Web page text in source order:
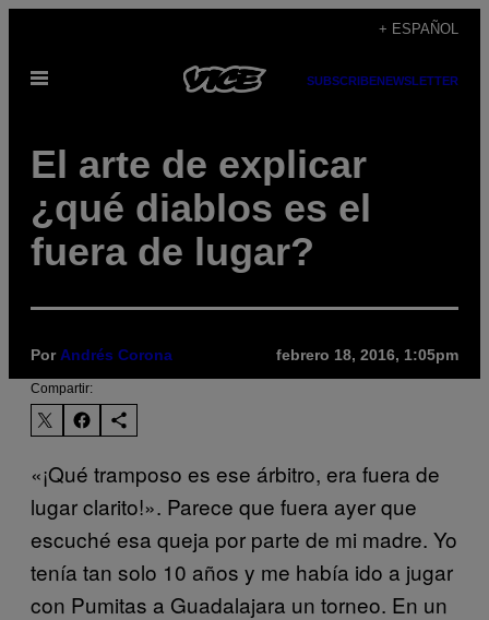
contenido
+ ESPAÑOL
Abrir
SUBSCRIBENEWSLETTER
El arte de explicar
¿qué diablos es el
fuera de lugar?
Por Andrés Corona febrero 18, 2016, 1:05pm
Compartir:
«¡Qué tramposo es ese árbitro, era fuera de
lugar clarito!». Parece que fuera ayer que
escuché esa queja por parte de mi madre. Yo
tenía tan solo 10 años y me había ido a jugar
con Pumitas a Guadalajara un torneo. En un